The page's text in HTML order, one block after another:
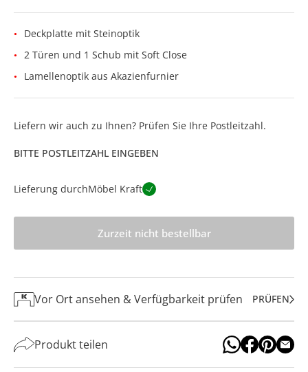
Deckplatte mit Steinoptik
2 Türen und 1 Schub mit Soft Close
Lamellenoptik aus Akazienfurnier
Liefern wir auch zu Ihnen? Prüfen Sie Ihre Postleitzahl.
BITTE POSTLEITZAHL EINGEBEN
Lieferung durchMöbel Kraft
Zurzeit nicht bestellbar
Vor Ort ansehen & Verfügbarkeit prüfen PRÜFEN
Produkt teilen